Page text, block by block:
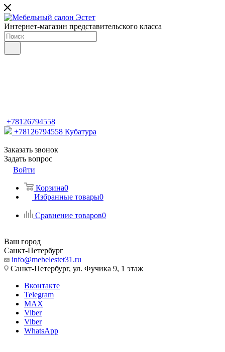
Интернет-магазин представительского класса
+78126794558
+78126794558 Кубатура
Заказать звонок
Задать вопрос
Войти
Корзина0
Избранные товары0
Сравнение товаров0
Ваш город
Санкт-Петербург
info@mebelestet31.ru
Санкт-Петербург, ул. Фучика 9, 1 этаж
Вконтакте
Telegram
MAX
Viber
Viber
WhatsApp